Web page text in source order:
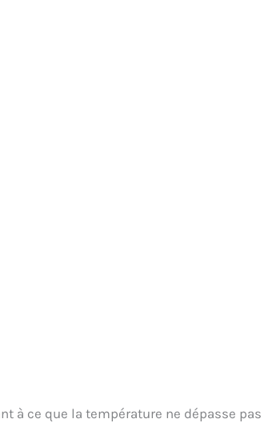
à ce que la température ne dépasse pas